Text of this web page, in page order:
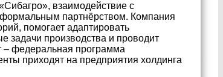
взаимодействие с
партнёрством. Компания
помогает адаптировать
задачи производства и проводит
– федеральная программа
приходят на предприятия холдинга